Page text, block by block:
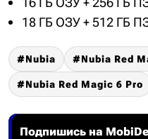
18 ГБ ОЗУ + 512 ГБ
Nubia Nubia Red
Nubia Red Magic 6 Pro
Подпишись на